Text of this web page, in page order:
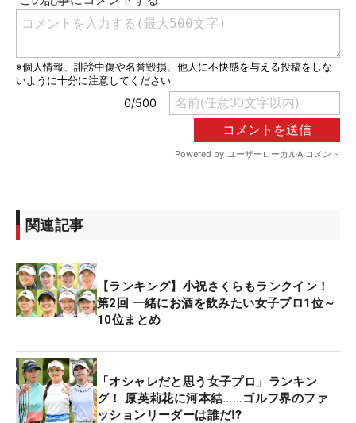
関連記事
【ランキング】小祝さくらもランクイン！
第2回 一緒にお酒を飲みたい女子プロ1位～
10位まとめ
「オシャレだと思う女子プロ」ランキン
グ！ 原英莉花に河本結……ゴルフ界のファ
ッションリーダーは誰だ⁉